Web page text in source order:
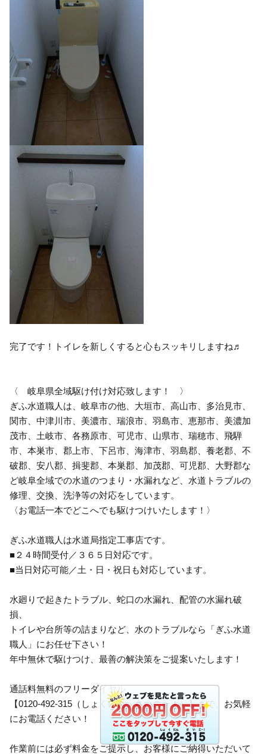
完了です！トイレを新しくすると心もスッキリしますね♬
〈 岐阜県全域駆け付け対応致します！ 〉
ぎふ水道職人は、岐阜市の他、大垣市、高山市、多治見市、
関市、中津川市、美濃市、瑞浪市、羽島市、恵那市、美濃加
茂市、土岐市、各務原市、可児市、山県市、瑞穂市、飛騨
市、本巣市、郡上市、下呂市、海津市、羽島郡、養老郡、不
破郡、安八郡、揖斐郡、本巣郡、加茂郡、可児郡、大野郡な
ど岐阜全域での水道のつまり・水漏れなど、水道トラブルの
修理、交換、洗浄等の対応をしています。
〈お電話一本でどこへでも駆けつけいたします！〉
ぎふ水道職人は水道局指定工事店です。
■２４時間受付／３６５日対応です。
■当日対応可能／土・日・祝日も対応しています。
水廻りで起きたトラブル、蛇口の水漏れ、配管の水漏れ破
損、
トイレや台所等の詰まりなど、水のトラブルなら「ぎふ水道
職人」にお任せ下さい！
年中無休で駆けつけ、最善の解決策をご提案いたします！
通話料無料のフリーダイヤル
【0120-492-315（しょくにん、さいこー！）】まで、お気軽
にお電話ください！
作業前には必ず料金をご提示し、お客様にご納得いただいて